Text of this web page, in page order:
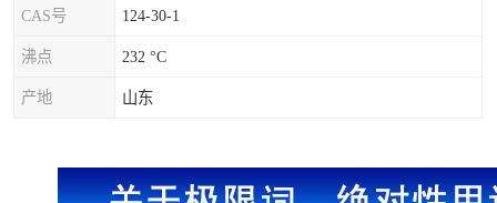
CAS号 124-30-1
沸点 232 °C
产地 山东